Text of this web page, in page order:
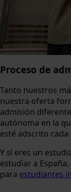
Proceso de
Tanto nuestros
nuestra oferta
admisión
autónoma en la
esté adscrito
Y si eres un
estudiar a
para estudiantes